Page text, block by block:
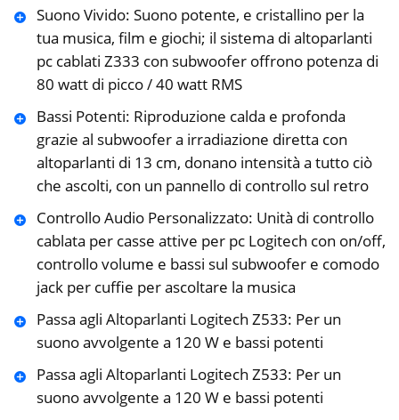
Suono Vivido: Suono potente, e cristallino per la
tua musica, film e giochi; il sistema ‎di altoparlanti
pc cablati Z333 con subwoofer offrono potenza di
80 watt di picco / ‎‎40 watt RMS‎
Bassi Potenti: Riproduzione calda e profonda
grazie al subwoofer a irradiazione ‎diretta con
altoparlanti di 13 cm, donano intensità a tutto ciò
che ascolti, con ‎un pannello di controllo sul retro
Controllo Audio Personalizzato: Unità di controllo
cablata per casse attive per pc Logitech con on/off,
controllo volume e bassi sul subwoofer e ‎comodo
jack per cuffie per ascoltare la musica
Passa agli Altoparlanti Logitech Z533: Per un
suono avvolgente a 120 W e bassi potenti
Passa agli Altoparlanti Logitech Z533: Per un
suono avvolgente a 120 W e bassi potenti